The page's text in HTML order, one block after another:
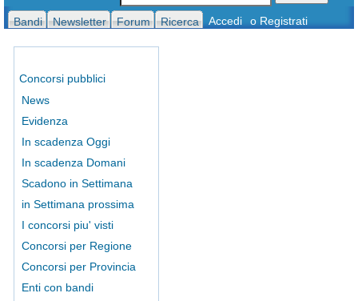
Bandi Newsletter Forum Ricerca Accedi o Registrati
Concorsi pubblici
News
Evidenza
In scadenza Oggi
In scadenza Domani
Scadono in Settimana
in Settimana prossima
I concorsi piu' visti
Concorsi per Regione
Concorsi per Provincia
Enti con bandi